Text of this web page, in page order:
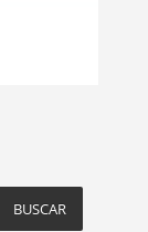
BUSCAR